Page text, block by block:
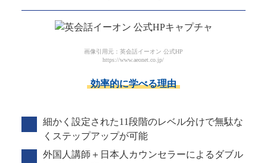
画像引用元：英会話イーオン 公式HP
https://www.aeonet.co.jp/
効率的に学べる理由
細かく設定された11段階のレベル分けで無駄な
くステップアップが可能
外国人講師＋日本人カウンセラーによるダブル